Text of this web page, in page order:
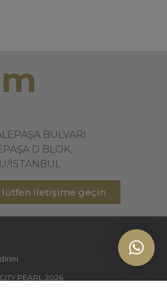
BULVARI
D BLOK,
İSTANBUL
lütfen iletişime geçin
PEARL 2026